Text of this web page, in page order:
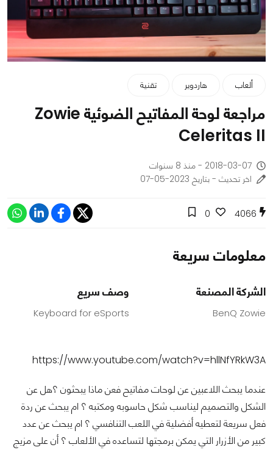
ألعاب هاردوير تقنية
مراجعة لوحة المفاتيح الضوئية Zowie
Celeritas II
2018-03-07 - منذ 8 سنوات
اخر تحديث - بتاريخ 2023-05-07
4066
0
معلومات سريعة
الشركة المصنعة
BenQ Zowie
وصف سريع
Keyboard for eSports
https://www.youtube.com/watch?v=hllNfYRkW3A
عندما يبحث اللاعبين عن لوحات مفاتيح فعن ماذا يبحثون ؟هل عن
الشكل والتصميم ليناسب شكل حاسوبه ومكتبه ؟ ام يبحث عن ردة
فعل سريعة لتعطيه أفضلية في اللعب التنافسي ؟ ام يبحث عن عدد
كبير من الأزرار التي يمكن برمجتها لتساعده في الألعاب ؟ أن على مزيج